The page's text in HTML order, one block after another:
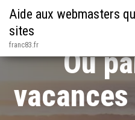
Aide aux webmasters
sites
franc83.fr
Où